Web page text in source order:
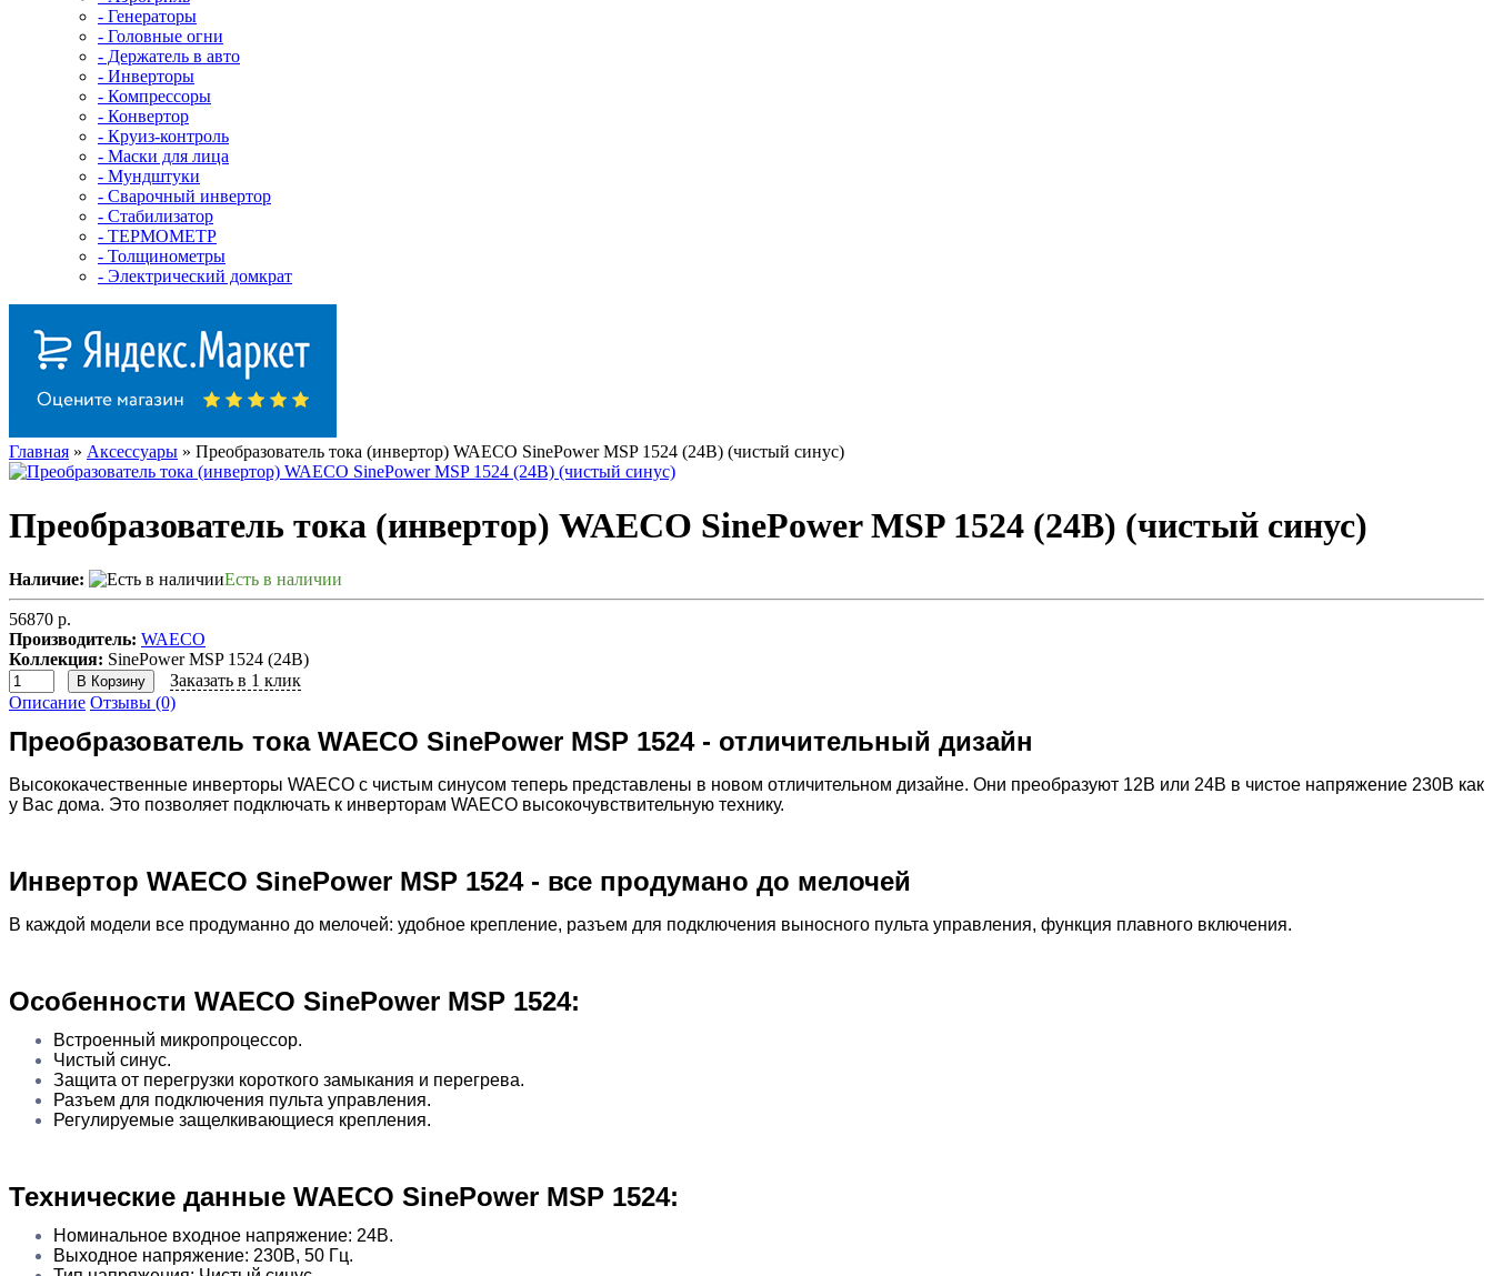
- Генераторы
- Головные огни
- Держатель в авто
- Инверторы
- Компрессоры
- Конвертор
- Круиз-контроль
- Маски для лица
- Мундштуки
- Сварочный инвертор
- Стабилизатор
- ТЕРМОМЕТР
- Толщинометры
- Электрический домкрат
Главная » Аксессуары » Преобразователь тока (инвертор) WAECO SinePower MSP 1524 (24В) (чистый синус)
Преобразователь тока (инвертор) WAECO SinePower MSP 1524 (24В) (чистый синус)
Наличие: Есть в наличии
56870 р.
Производитель: WAECO
Коллекция: SinePower MSP 1524 (24В)
В Корзину
Заказать в 1 клик
Описание Отзывы (0)
Преобразователь тока WAECO SinePower MSP 1524 - отличительный дизайн
Высококачественные инверторы WAECO с чистым синусом теперь представлены в новом отличительном дизайне. Они преобразуют 12В или 24В в чистое напряжение 230В как
у Вас дома. Это позволяет подключать к инверторам WAECO высокочувствительную технику.
Инвертор WAECO SinePower MSP 1524 - все продумано до мелочей
В каждой модели все продуманно до мелочей: удобное крепление, разъем для подключения выносного пульта управления, функция плавного включения.
Особенности WAECO SinePower MSP 1524:
Встроенный микропроцессор.
Чистый синус.
Защита от перегрузки короткого замыкания и перегрева.
Разъем для подключения пульта управления.
Регулируемые защелкивающиеся крепления.
Технические данные WAECO SinePower MSP 1524:
Номинальное входное напряжение: 24В.
Выходное напряжение: 230В, 50 Гц.